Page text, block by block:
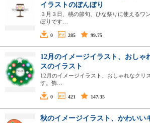
イラストのぼんぼり
３月３日、桃の節句、ひな祭りに使えるワ
ぼりです…
0 285 99.75
12月のイメージイラスト、おしゃ
スのイラスト
12月のイメージイラスト、おしゃれなクリ
す。飾…
0 421 147.35
秋のイメージイラスト、かわいい